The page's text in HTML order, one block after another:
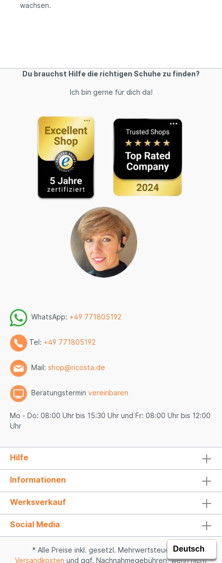
wachsen.
Du brauchst Hilfe die richtigen Schuhe zu finden?
Ich bin gerne für dich da!
WhatsApp: +49 771805192
Tel: +49 771805192
Mail: shop@ricosta.de
Beratungstermin vereinbaren
Mo - Do: 08:00 Uhr bis 15:30 Uhr und Fr: 08:00 Uhr bis 12:00
Uhr
Hilfe
Informationen
Werksverkauf
Social Media
* Alle Preise inkl. gesetzl. Mehrwertsteuer zzgl.
Versandkosten und ggf. Nachnahmegebühren, wenn nicht